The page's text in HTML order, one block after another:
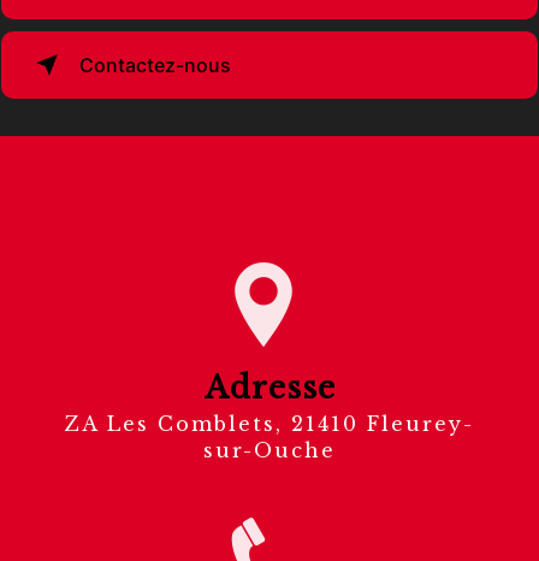
Contactez-nous
Adresse
ZA Les Comblets, 21410 Fleurey-
sur-Ouche